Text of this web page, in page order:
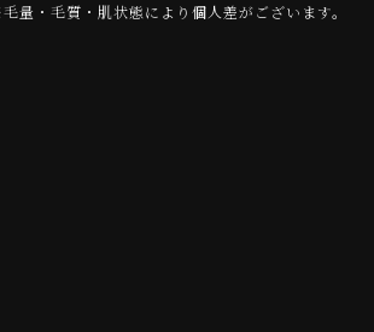
量・毛質・肌状態により個人差がございます。